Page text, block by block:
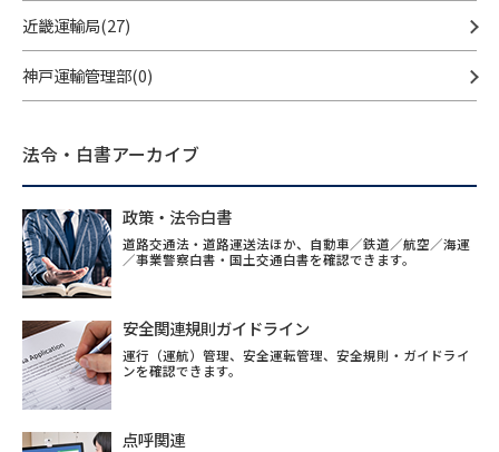
近畿運輸局(27)
神戸運輸管理部(0)
法令・白書アーカイブ
政策・法令白書
道路交通法・道路運送法ほか、自動車／鉄道／航空／海運
／事業警察白書・国土交通白書を確認できます。
安全関連規則ガイドライン
運行（運航）管理、安全運転管理、安全規則・ガイドライ
ンを確認できます。
点呼関連